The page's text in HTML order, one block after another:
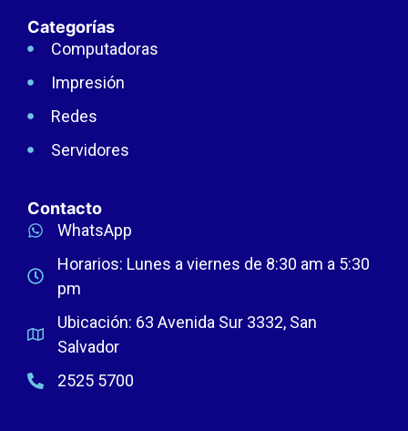
Categorías
Computadoras
Impresión
Redes
Servidores
Contacto
WhatsApp
Horarios: Lunes a viernes de 8:30 am a 5:30
pm
Ubicación: 63 Avenida Sur 3332, San
Salvador
2525 5700